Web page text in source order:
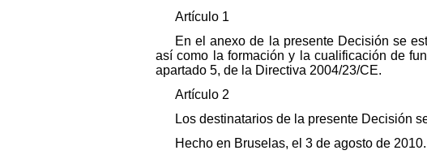
Artículo 1
En el anexo de la presente Decisión se
así como la formación y la cualificación de
apartado 5, de la Directiva 2004/23/CE.
Artículo 2
Los destinatarios de la presente Decisión
Hecho en Bruselas, el 3 de agosto de 2010.